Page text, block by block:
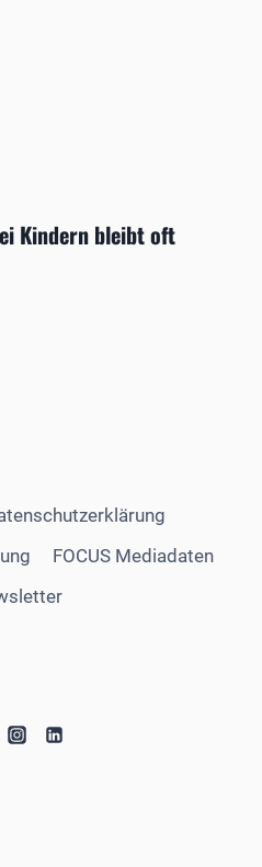
Kindern bleibt oft
FOCUS Mediadaten